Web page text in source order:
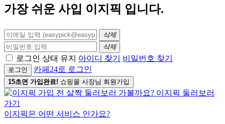
가장 쉬운 사입 이지픽 입니다.
삭제
삭제
로그인 상태 유지 아이디 찾기 비밀번호 찾기
로그인 카페24로 로그인
15초면 가입완료! 쇼핑몰 사장님 회원가입
이지픽은 어떤 서비스 인가요?